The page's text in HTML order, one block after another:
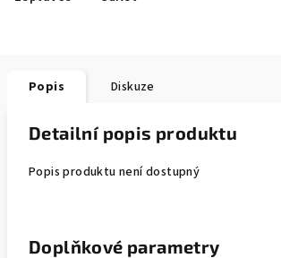
Popis Diskuze
Detailní popis produktu
Popis produktu není dostupný
Doplňkové parametry